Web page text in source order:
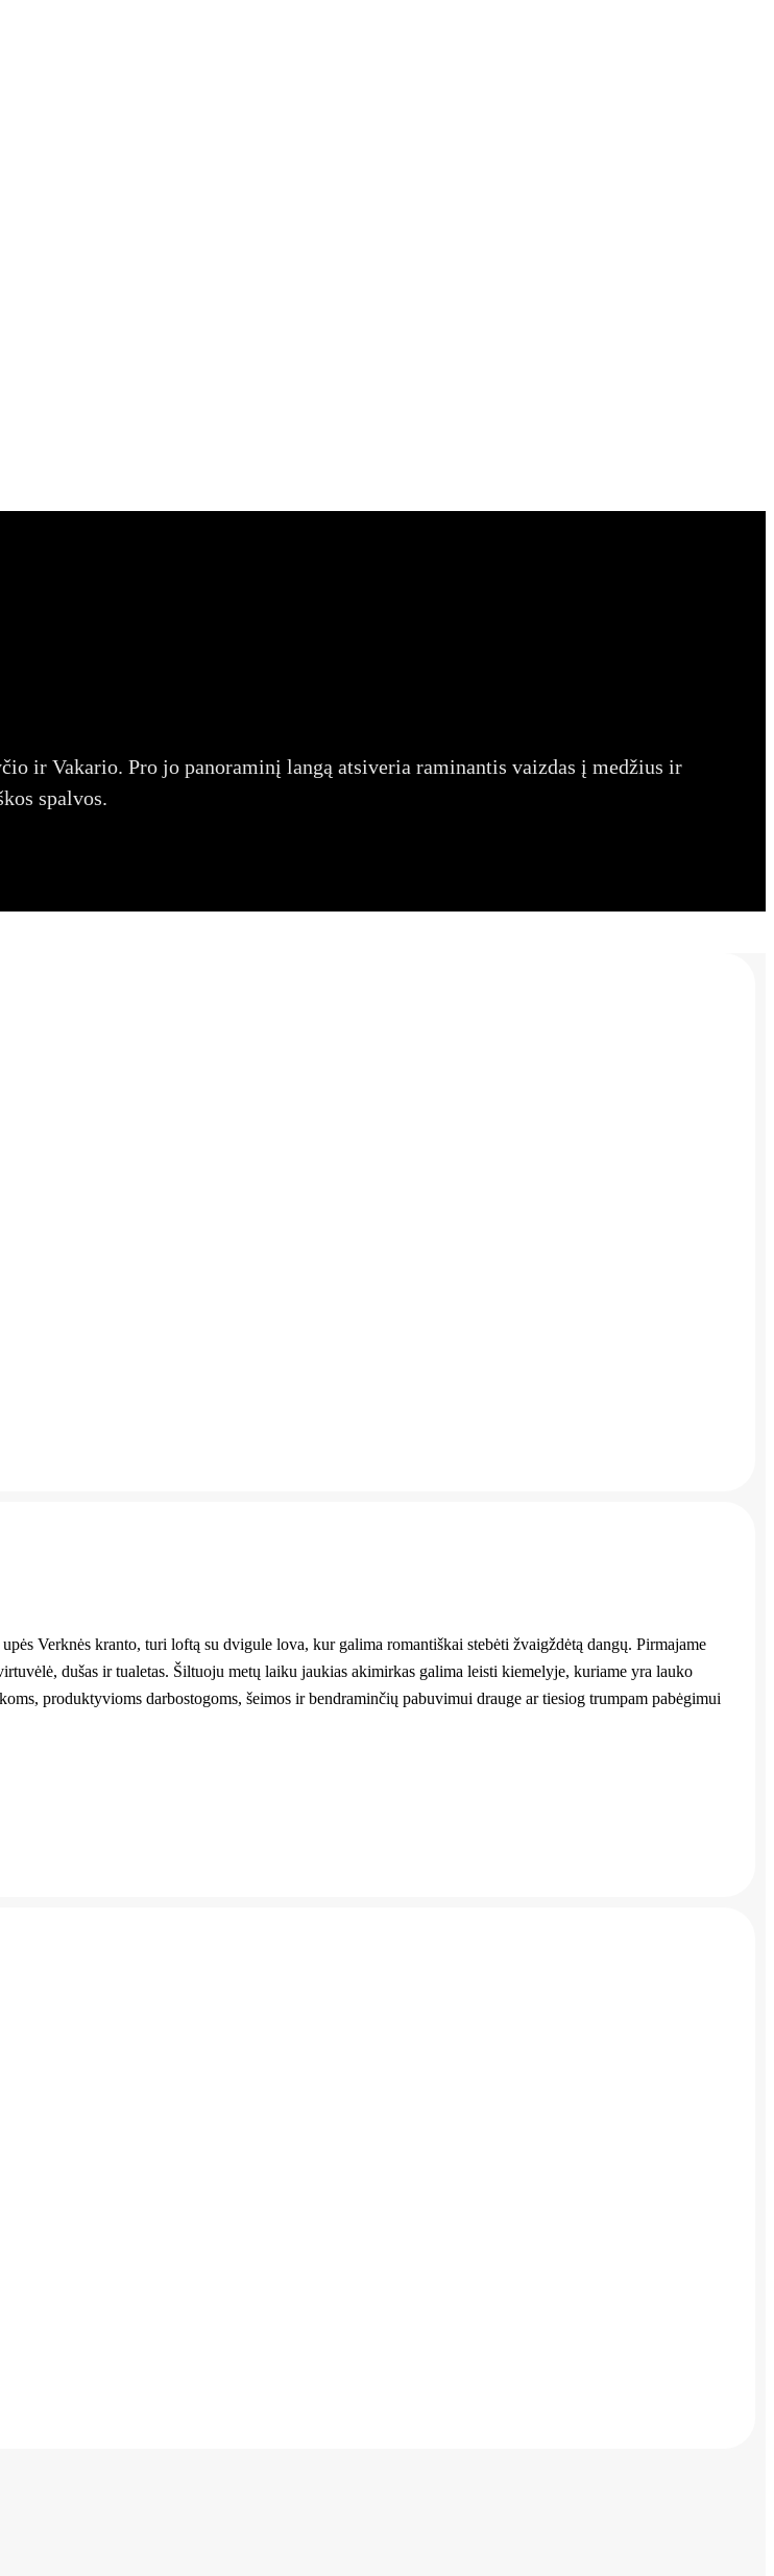
ir Vakario. Pro jo panoraminį langą atsiveria raminantis vaizdas į medžius ir
spalvos.
Verknės kranto, turi loftą su dvigule lova, kur galima romantiškai stebėti žvaigždėtą dangų. Pirmajame
dušas ir tualetas. Šiltuoju metų laiku jaukias akimirkas galima leisti kiemelyje, kuriame yra lauko
produktyvioms darbostogoms, šeimos ir bendraminčių pabuvimui drauge ar tiesiog trumpam pabėgimui